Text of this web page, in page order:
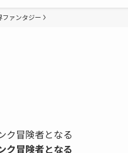
ファンタジー
ク冒険者となる
ク冒険者となる